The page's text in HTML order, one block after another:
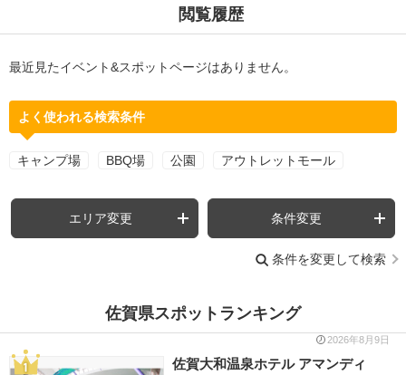
閲覧履歴
最近見たイベント&スポットページはありません。
よく使われる検索条件
キャンプ場 BBQ場 公園 アウトレットモール
エリア変更 条件変更
条件を変更して検索
佐賀県スポットランキング
2026年8月9日
佐賀大和温泉ホテル アマンディ